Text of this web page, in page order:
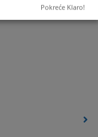
Pokreće Klaro!